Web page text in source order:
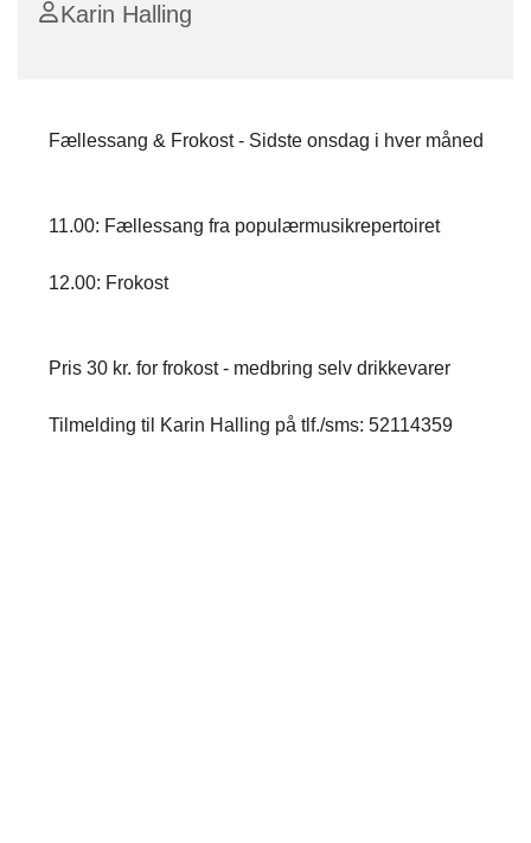
Karin Halling
Fællessang & Frokost - Sidste onsdag i hver måned
11.00: Fællessang fra populærmusikrepertoiret
12.00: Frokost
Pris 30 kr. for frokost - medbring selv drikkevarer
Tilmelding til Karin Halling på tlf./sms: 52114359